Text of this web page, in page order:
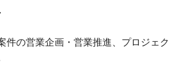
件の営業企画・営業推進、プロジェク